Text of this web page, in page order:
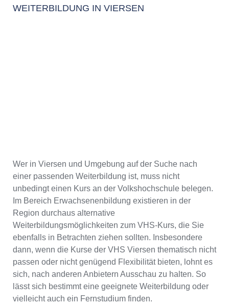
WEITERBILDUNG IN VIERSEN
Wer in Viersen und Umgebung auf der Suche nach
einer passenden Weiterbildung ist, muss nicht
unbedingt einen Kurs an der Volkshochschule belegen.
Im Bereich Erwachsenenbildung existieren in der
Region durchaus alternative
Weiterbildungsmöglichkeiten zum VHS-Kurs, die Sie
ebenfalls in Betrachten ziehen sollten. Insbesondere
dann, wenn die Kurse der VHS Viersen thematisch nicht
passen oder nicht genügend Flexibilität bieten, lohnt es
sich, nach anderen Anbietern Ausschau zu halten. So
lässt sich bestimmt eine geeignete Weiterbildung oder
vielleicht auch ein Fernstudium finden.